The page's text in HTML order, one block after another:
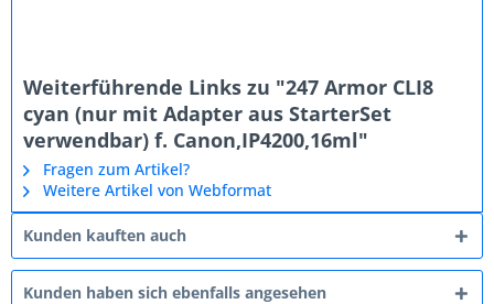
Weiterführende Links zu "247 Armor CLI8
cyan (nur mit Adapter aus StarterSet
verwendbar) f. Canon,IP4200,16ml"
Fragen zum Artikel?
Weitere Artikel von Webformat
Kunden kauften auch
Kunden haben sich ebenfalls angesehen